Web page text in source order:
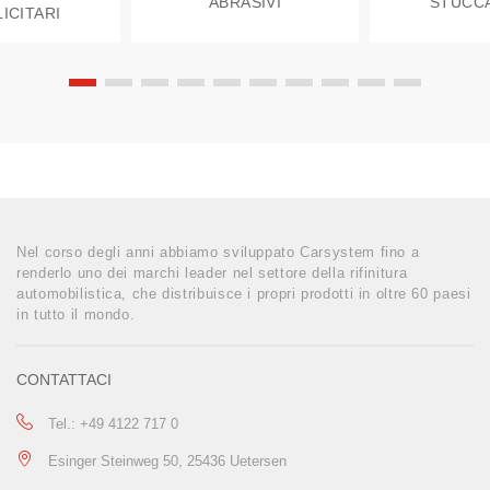
Nel corso degli anni abbiamo sviluppato Carsystem fino a
renderlo uno dei marchi leader nel settore della rifinitura
automobilistica, che distribuisce i propri prodotti in oltre 60 paesi
in tutto il mondo.
CONTATTACI
Tel.: +49 4122 717 0
Esinger Steinweg 50, 25436 Uetersen